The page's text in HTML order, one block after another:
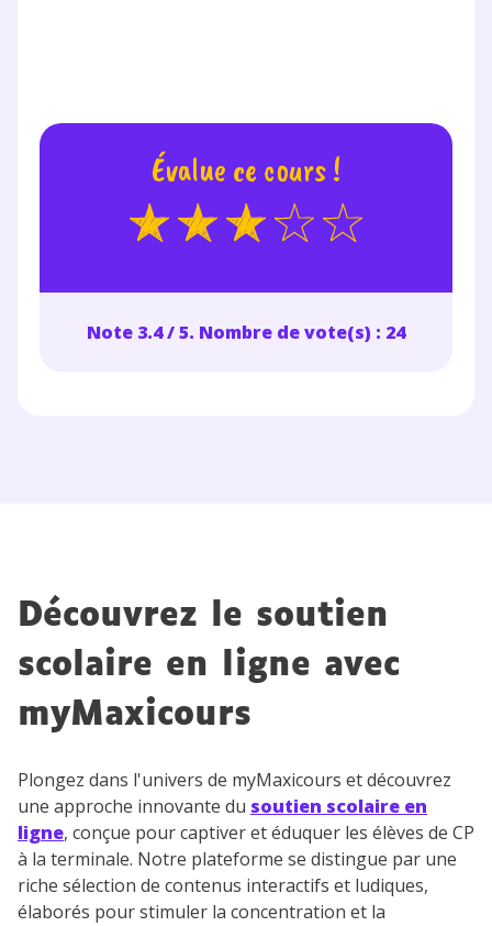
Évalue ce cours !
Note 3.4 / 5. Nombre de vote(s) : 24
Découvrez le soutien
scolaire en ligne avec
myMaxicours
Plongez dans l'univers de myMaxicours et découvrez
une approche innovante du soutien scolaire en
ligne, conçue pour captiver et éduquer les élèves de CP
à la terminale. Notre plateforme se distingue par une
riche sélection de contenus interactifs et ludiques,
élaborés pour stimuler la concentration et la